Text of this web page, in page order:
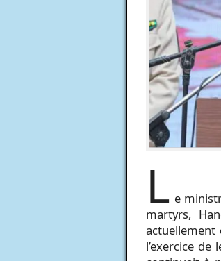
L e
martyrs,
actuellement
l’exercice